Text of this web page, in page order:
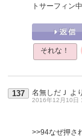
トサーフィン
それな！
137 名無しだＪ より
2016年12月10日
>>94なぜ押さ